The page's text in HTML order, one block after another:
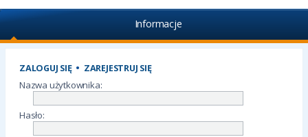
Informacje
ZALOGUJ SIĘ• ZAREJESTRUJ SIĘ
Nazwa użytkownika:
Hasło: